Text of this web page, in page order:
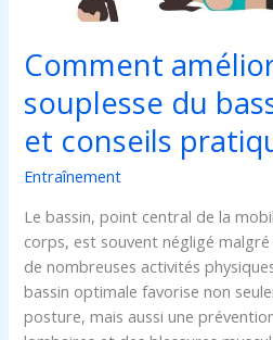
Comment
souplesse du
et conseils
Entraînement
Le bassin, point central de la
corps, est souvent négligé
de nombreuses activités
bassin optimale favorise non
posture, mais aussi une
conseils